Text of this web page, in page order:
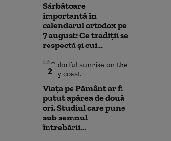
Sărbătoare
importantă în
calendarul ortodox pe
7 august: Ce tradiții se
respectă și cui...
2
Viața pe Pământ ar fi
putut apărea de două
ori. Studiul care pune
sub semnul
întrebării...